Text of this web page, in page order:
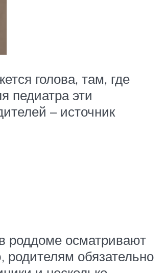
голова, там, где
педиатра эти
– источник
роддоме осматривают
родителям обязательно